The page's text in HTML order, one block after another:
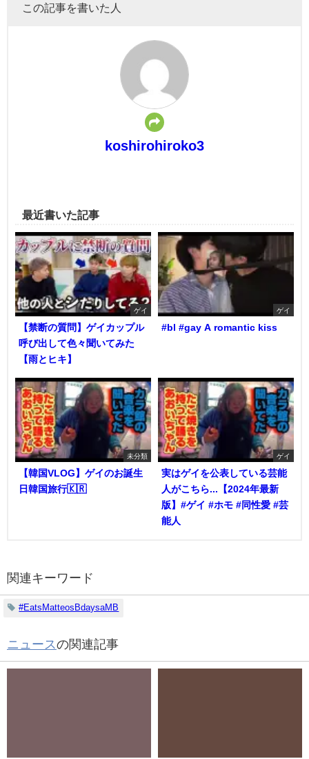
この記事を書いた人
koshirohiroko3
最近書いた記事
ゲイ
【禁断の質問】ゲイカップル
呼び出して色々聞いてみた
【雨とヒキ】
ゲイ
#bl #gay A romantic kiss
未分類
【韓国VLOG】ゲイのお誕生
日韓国旅行🇰🇷
ゲイ
実はゲイを公表している芸能
人がこちら...【2024年最新
版】#ゲイ #ホモ #同性愛 #芸
能人
関連キーワード
#EatsMatteosBdaysaMB
ニュースの関連記事